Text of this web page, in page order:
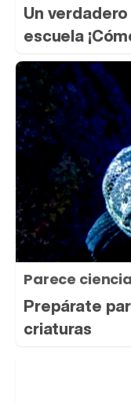
Un
escuela
Parece
Prepárate
criaturas